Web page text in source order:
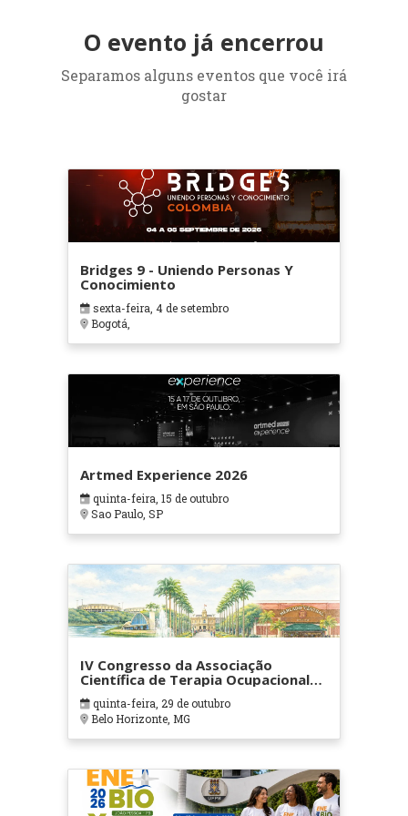
O evento já encerrou
Separamos alguns eventos que você irá
gostar
Bridges 9 - Uniendo Personas Y
Conocimiento
sexta-feira, 4 de setembro
Bogotá,
Artmed Experience 2026
quinta-feira, 15 de outubro
Sao Paulo, SP
IV Congresso da Associação
Científica de Terapia Ocupacional
em Contextos Hospitalares e
Cuidados Paliativos - ATOHOSP
quinta-feira, 29 de outubro
Belo Horizonte, MG